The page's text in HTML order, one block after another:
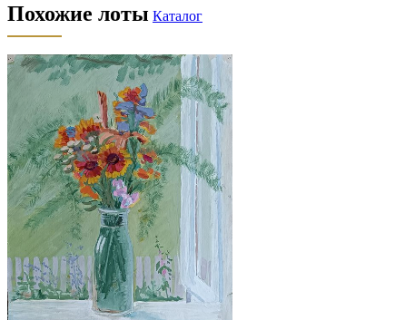
Похожие лоты Каталог